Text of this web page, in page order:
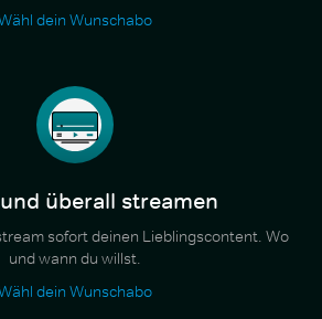
dein Wunschabo
überall streamen
sofort deinen Lieblingscontent. Wo
und wann du willst.
dein Wunschabo